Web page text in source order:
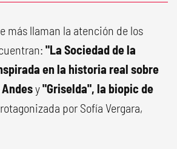
más llaman la atención de los
"La Sociedad de la
en la historia real sobre
y"Griselda", la biopic de
por Sofía Vergara,